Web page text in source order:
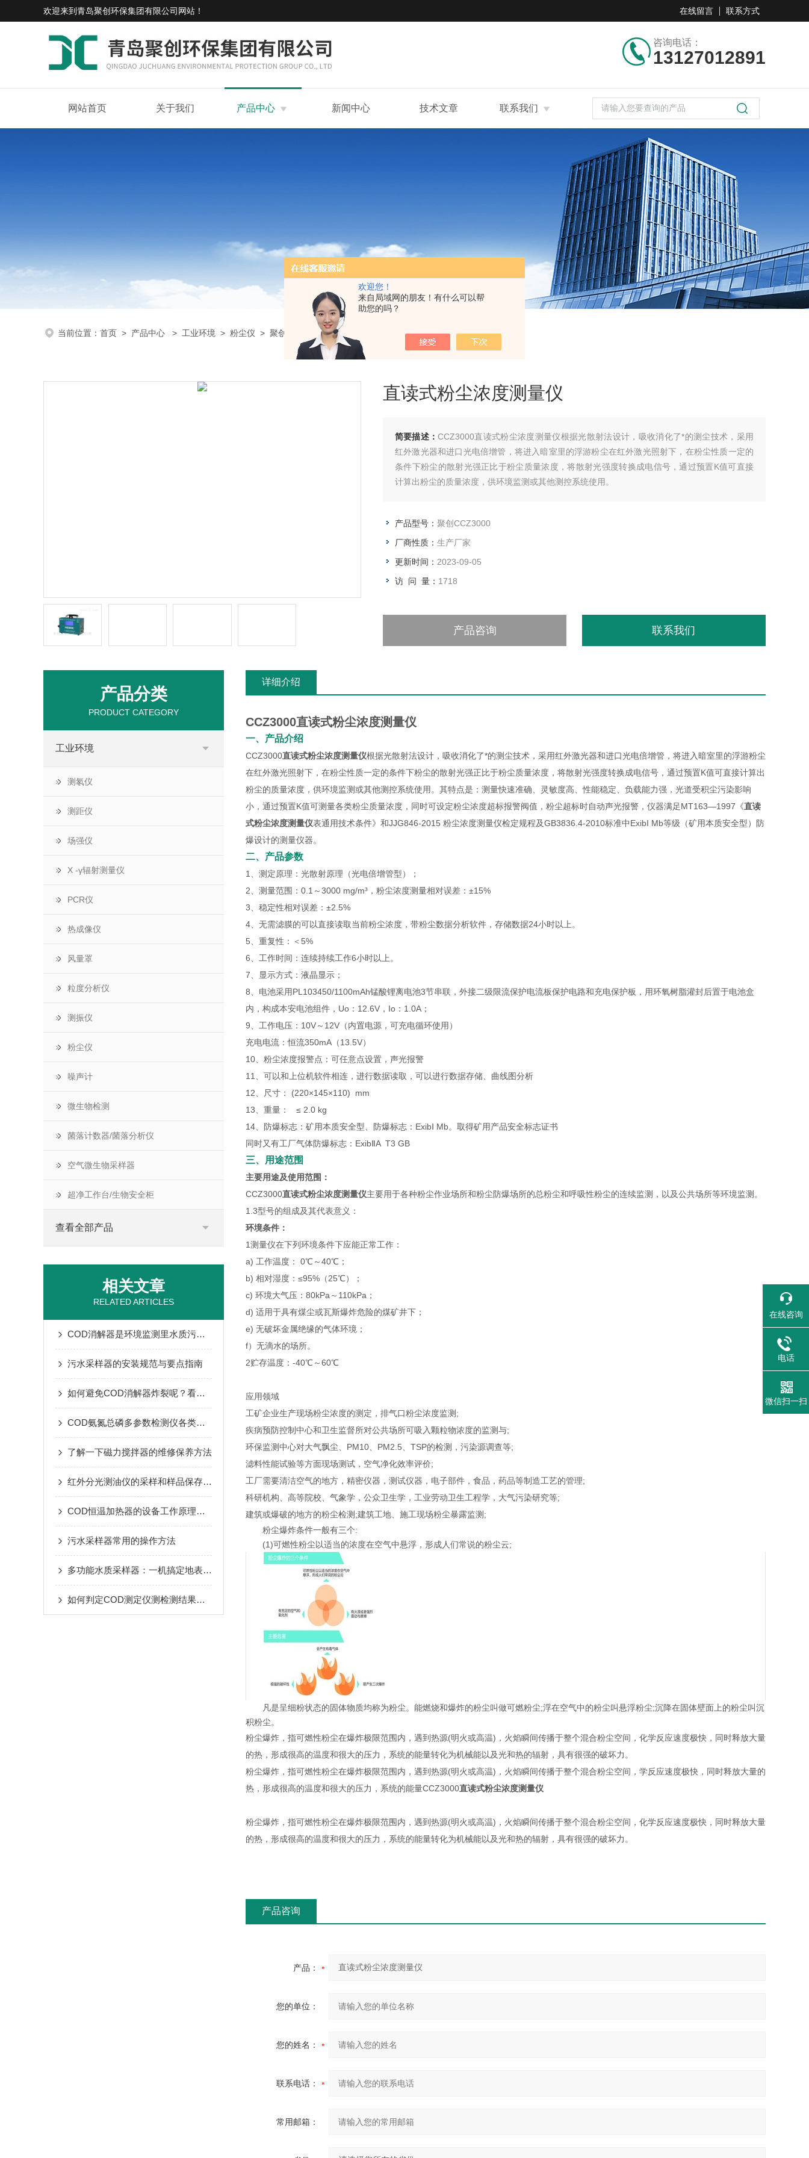
欢迎您！
来自局域网的朋友！有什么可以帮
助您的吗？
欢迎来到青岛聚创环保集团有限公司网站 ！ 在线留言 联系方式
咨询电话：
13127012891
网站首页 关于我们 产品中心 新闻中心 技术文章 联系我们
当前位置： 首页 > 产品中心 > 工业环境 > 粉尘仪 > 聚创CCZ3000直读式粉尘浓度测量仪
直读式粉尘浓度测量仪
简要描述： CCZ3000直读式粉尘浓度测量仪根据光散射法设计，吸收消化了*的测尘技术，采用
红外激光器和进口光电倍增管，将进入暗室里的浮游粉尘在红外激光照射下，在粉尘性质一定的
条件下粉尘的散射光强正比于粉尘质量浓度，将散射光强度转换成电信号，通过预置K值可直接
计算出粉尘的质量浓度，供环境监测或其他测控系统使用。
产品型号： 聚创CCZ3000
厂商性质： 生产厂家
更新时间： 2023-09-05
访 问 量： 1718
产品咨询 联系我们
产品分类
PRODUCT CATEGORY
工业环境
测氡仪
测距仪
场强仪
X -γ辐射测量仪
PCR仪
热成像仪
风量罩
粒度分析仪
测振仪
粉尘仪
噪声计
微生物检测
菌落计数器/菌落分析仪
空气微生物采样器
超净工作台/生物安全柜
查看全部产品
相关文章
RELATED ARTICLES
COD消解器是环境监测里水质污染检测化学实验的重要仪器
污水采样器的安装规范与要点指南
如何避免COD消解器炸裂呢？看看本篇
COD氨氮总磷多参数检测仪各类参数指标分析
了解一下磁力搅拌器的维修保养方法
红外分光测油仪的采样和样品保存方法
COD恒温加热器的设备工作原理详解
污水采样器常用的操作方法
多功能水质采样器：一机搞定地表水、地下水、污水采样
如何判定COD测定仪测检测结果的准确性呢
详细介绍
CCZ3000直读式粉尘浓度测量仪
一、产品介绍
CCZ3000直读式粉尘浓度测量仪根据光散射法设计，吸收消化了*的测尘技术，采用红外激光器和进口光电倍增管，将进入暗室里的浮游粉尘
在红外激光照射下，在粉尘性质一定的条件下粉尘的散射光强正比于粉尘质量浓度，将散射光强度转换成电信号，通过预置K值可直接计算出
粉尘的质量浓度，供环境监测或其他测控系统使用。其特点是：测量快速准确、灵敏度高、性能稳定、负载能力强，光道受积尘污染影响
小，通过预置K值可测量各类粉尘质量浓度，同时可设定粉尘浓度超标报警阀值，粉尘超标时自动声光报警，仪器满足MT163—1997《直读
式粉尘浓度测量仪表通用技术条件》和JJG846-2015 粉尘浓度测量仪检定规程及GB3836.4-2010标准中ExibI Mb等级（矿用本质安全型）防
爆设计的测量仪器。
二、产品参数
1、测定原理：光散射原理（光电倍增管型）；
2、测量范围：0.1～3000 mg/m³，粉尘浓度测量相对误差：±15%
3、稳定性相对误差：±2.5%
4、无需滤膜的可以直接读取当前粉尘浓度，带粉尘数据分析软件，存储数据24小时以上。
5、重复性：＜5%
6、工作时间：连续持续工作6小时以上。
7、显示方式：液晶显示；
8、电池采用PL103450/1100mAh锰酸锂离电池3节串联，外接二级限流保护电流板保护电路和充电保护板，用环氧树脂灌封后置于电池盒
内，构成本安电池组件，Uo：12.6V，Io：1.0A；
9、工作电压：10V～12V（内置电源，可充电循环使用）
充电电流：恒流350mA（13.5V）
10、粉尘浓度报警点：可任意点设置，声光报警
11、可以和上位机软件相连，进行数据读取，可以进行数据存储、曲线图分析
12、尺寸： (220×145×110) mm
13、重量： ≤ 2.0 kg
14、防爆标志：矿用本质安全型、防爆标志：ExibⅠ Mb。取得矿用产品安全标志证书
同时又有工厂气体防爆标志：ExibⅡA T3 GB
三、用途范围
主要用途及使用范围：
CCZ3000直读式粉尘浓度测量仪主要用于各种粉尘作业场所和粉尘防爆场所的总粉尘和呼吸性粉尘的连续监测，以及公共场所等环境监测。
1.3型号的组成及其代表意义：
环境条件：
1测量仪在下列环境条件下应能正常工作：
a) 工作温度： 0℃～40℃；
b) 相对湿度：≤95%（25℃）；
c) 环境大气压：80kPa～110kPa；
d) 适用于具有煤尘或瓦斯爆炸危险的煤矿井下；
e) 无破坏金属绝缘的气体环境；
f）无滴水的场所。
2贮存温度：-40℃～60℃
应用领域
工矿企业生产现场粉尘浓度的测定，排气口粉尘浓度监测;
疾病预防控制中心和卫生监督所对公共场所可吸入颗粒物浓度的监测与;
环保监测中心对大气飘尘、PM10、PM2.5、TSP的检测，污染源调查等;
滤料性能试验等方面现场测试，空气净化效率评价;
工厂需要清洁空气的地方，精密仪器，测试仪器，电子部件，食品，药品等制造工艺的管理;
科研机构、高等院校、气象学，公众卫生学，工业劳动卫生工程学，大气污染研究等;
建筑或爆破的地方的粉尘检测;建筑工地、施工现场粉尘暴露监测;
粉尘爆炸条件一般有三个:
(1)可燃性粉尘以适当的浓度在空气中悬浮，形成人们常说的粉尘云;
凡是呈细粉状态的固体物质均称为粉尘。能燃烧和爆炸的粉尘叫做可燃粉尘;浮在空气中的粉尘叫悬浮粉尘;沉降在固体壁面上的粉尘叫沉
积粉尘。
粉尘爆炸，指可燃性粉尘在爆炸极限范围内，遇到热源(明火或高温)，火焰瞬间传播于整个混合粉尘空间，化学反应速度极快，同时释放大量
的热，形成很高的温度和很大的压力，系统的能量转化为机械能以及光和热的辐射，具有很强的破坏力。
粉尘爆炸，指可燃性粉尘在爆炸极限范围内，遇到热源(明火或高温)，火焰瞬间传播于整个混合粉尘空间，学反应速度极快，同时释放大量的
热，形成很高的温度和很大的压力，系统的能量CCZ3000直读式粉尘浓度测量仪
粉尘爆炸，指可燃性粉尘在爆炸极限范围内，遇到热源(明火或高温)，火焰瞬间传播于整个混合粉尘空间，化学反应速度极快，同时释放大量
的热，形成很高的温度和很大的压力，系统的能量转化为机械能以及光和热的辐射，具有很强的破坏力。
产品咨询
产品：
您的单位：
您的姓名：
联系电话：
常用邮箱：
在线咨询
电话
微信扫一扫